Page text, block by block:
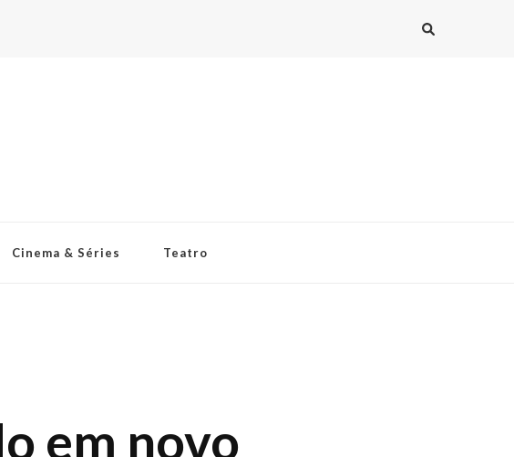
Cinema & Séries Teatro
em novo